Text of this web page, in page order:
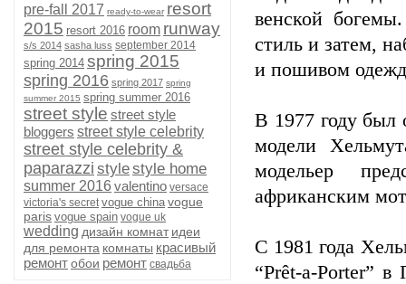
pre-fall 2017 ready-to-wear resort
2015 resort 2016 room runway
s/s 2014 sasha luss september 2014
spring 2014 spring 2015
spring 2016 spring 2017 spring
summer 2015 spring summer 2016
street style street style
bloggers street style celebrity
street style celebrity &
paparazzi stylestyle home
summer 2016 valentino versace
victoria's secret vogue china vogue
paris vogue spain vogue uk
wedding дизайн комнат идеи
для ремонта комнаты красивый
ремонтобои ремонт свадьба
венской
стиль и затем,
и пошивом
В 1977 году был
модели
модельер
африканским
С 1981 года
“Prêt-a-Porter”